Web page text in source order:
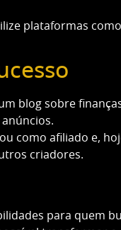
plataformas
blog sobre
como afiliado e,
criadores.
para quem